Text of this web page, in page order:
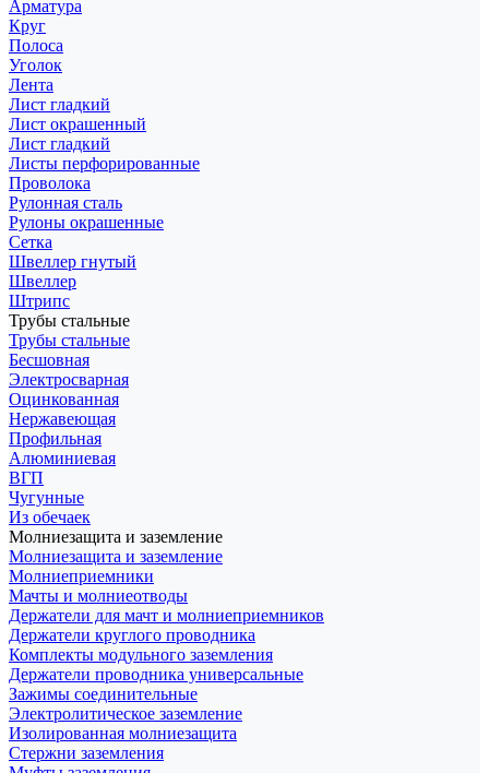
Арматура
Круг
Полоса
Уголок
Лента
Лист гладкий
Лист окрашенный
Лист гладкий
Листы перфорированные
Проволока
Рулонная сталь
Рулоны окрашенные
Сетка
Швеллер гнутый
Швеллер
Штрипс
Трубы стальные
Трубы стальные
Бесшовная
Электросварная
Оцинкованная
Нержавеющая
Профильная
Алюминиевая
ВГП
Чугунные
Из обечаек
Молниезащита и заземление
Молниезащита и заземление
Молниеприемники
Мачты и молниеотводы
Держатели для мачт и молниеприемников
Держатели круглого проводника
Комплекты модульного заземления
Держатели проводника универсальные
Зажимы соединительные
Электролитическое заземление
Изолированная молниезащита
Стержни заземления